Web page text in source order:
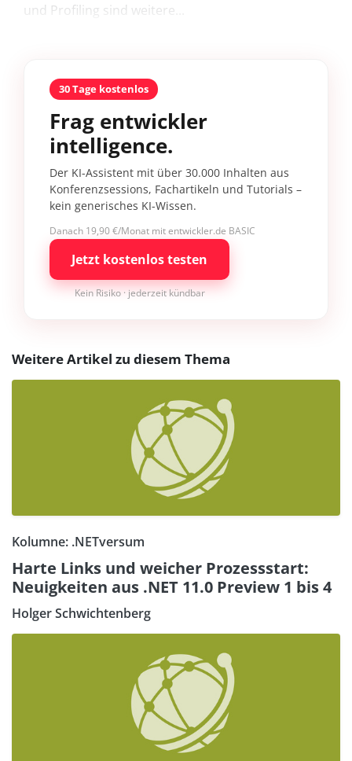
und Profiling sind weitere...
30 Tage kostenlos
Frag entwickler
intelligence.
Der KI-Assistent mit über 30.000 Inhalten aus
Konferenzsessions, Fachartikeln und Tutorials –
kein generisches KI-Wissen.
Danach 19,90 €/Monat mit entwickler.de BASIC
Jetzt kostenlos testen
Kein Risiko · jederzeit kündbar
Weitere Artikel zu diesem Thema
Kolumne: .NETversum
Harte Links und weicher Prozessstart:
Neuigkeiten aus .NET 11.0 Preview 1 bis 4
Holger Schwichtenberg